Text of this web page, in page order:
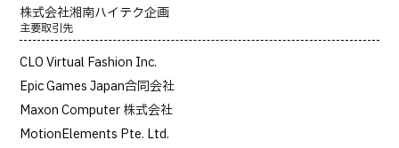
株式会社湘南ハイテク企画
主要取引先
CLO Virtual Fashion Inc.
Epic Games Japan合同会社
Maxon Computer 株式会社
MotionElements Pte. Ltd.